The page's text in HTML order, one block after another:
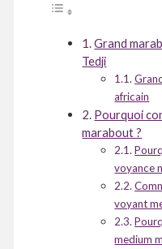
Grand
Tedji
africain
Pourquoi
marabout ?
voyance
voyant
medium